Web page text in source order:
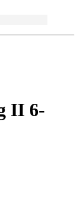
II 6-